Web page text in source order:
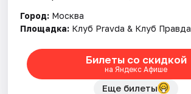
Город: Москва
Площадка: Клуб Pravda & Клуб Правда
Билеты со скидкой
на Яндекс Афише
Еще билеты